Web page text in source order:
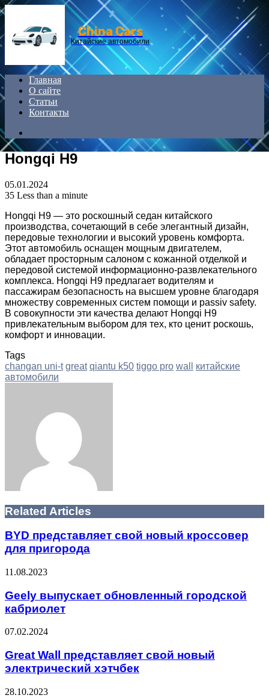
Menu
China Cars
Китайские автомобили
Главная
О сайте
Статьи
Контакты
Hongqi H9
05.01.2024
35 Less than a minute
Hongqi H9 — это роскошный седан китайского
производства, сочетающий в себе элегантный дизайн,
передовые технологии и высокий уровень комфорта.
Этот автомобиль оснащен мощным двигателем,
обладает просторным салоном с кожанной отделкой и
передовой системой информационно-развлекательного
комплекса. Hongqi H9 предлагает водителям и
пассажирам безопасность на высшем уровне благодаря
множеству современных систем помощи и passiv safety.
В совокупности эти качества делают Hongqi H9
привлекательным выбором для тех, кто ценит роскошь,
комфорт и инновации.
Tags
changan uni-t great qiantu k50 tiggo pro wall
китайские
автомобили
Related Articles
BYD представляет свой новый кроссовер
для пригорода
11.08.2023
Geely выпускает обновленный городской
кабриолет
07.02.2024
Great Wall представляет свой новый
электрический хэтчбек
28.10.2023